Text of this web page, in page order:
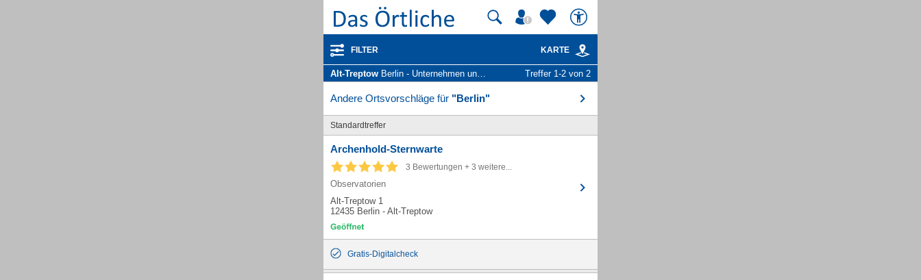
FILTER KARTE
Alt-Treptow Berlin - Unternehmen und Personen Treffer 1-2 von 2
Andere Ortsvorschläge für "Berlin"
Standardtreffer
Archenhold-Sternwarte
3 Bewertungen + 3 weitere...
Observatorien
Alt-Treptow 1
12435 Berlin - Alt-Treptow
Gratis-Digitalcheck